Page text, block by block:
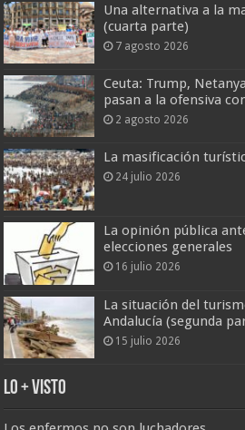
Una alternativa a la
(cuarta parte)
7 agosto 2026
Ceuta: Trump,
pasan a la ofensiva
2 agosto 2026
La masificación
24 julio 2026
La opinión pública
elecciones generales
16 julio 2026
La situación del
Andalucía (segunda
15 julio 2026
Lo + Visto